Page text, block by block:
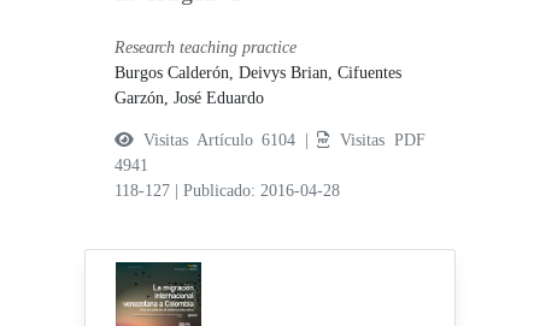
Research teaching practice
Burgos Calderón, Deivys Brian,Cifuentes
Garzón, José Eduardo
Visitas Artículo 6104 |
Visitas PDF
4941
118-127
|Publicado: 2016-04-28